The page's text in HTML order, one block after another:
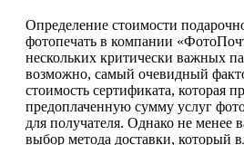
Определение стоимости
фотопечать в компании
нескольких критически важных
возможно, самый очевидный
стоимость сертификата, которая
предоплаченную сумму услуг
для получателя. Однако не менее
выбор метода доставки, который